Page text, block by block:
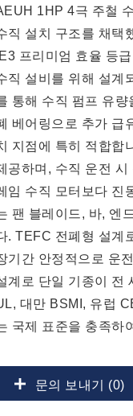
1HP 4극 주철
직 설치 구조를 채택
IE3 프리미엄 효율 등
직 설비를 위해 설계
통해 수직 펌프 유
베어링으로 추가 급
지점에 특히 적합합
공하며, 수직 운전
임 수직 모터보다 진
팬 블레이드, 바, 엔
. TEFC 전폐형 설계
기간 안정적으로 운
계로 단일 기종이 전
대만 BSMI, 유럽
국제 표준을 충족하
문의 보내기 (0)